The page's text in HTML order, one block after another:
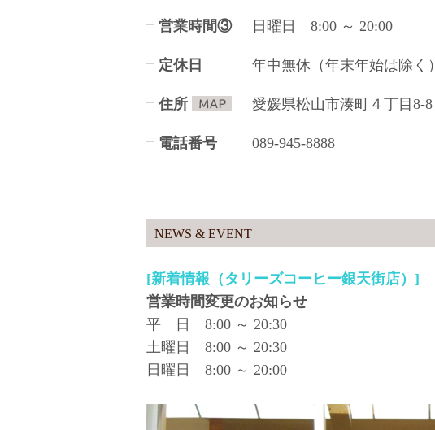
営業時間③ 日曜日 8:00 ～ 20:00
定休日 年中無休（年末年始は除く）
住所 愛媛県松山市湊町４丁目8-8
電話番号 089-945-8888
NEWS & EVENT
[新着情報（タリーズコーヒー銀天街店）]
営業時間変更のお知らせ
平 日 8:00 ～ 20:30
土曜日 8:00 ～ 20:30
日曜日 8:00 ～ 20:00